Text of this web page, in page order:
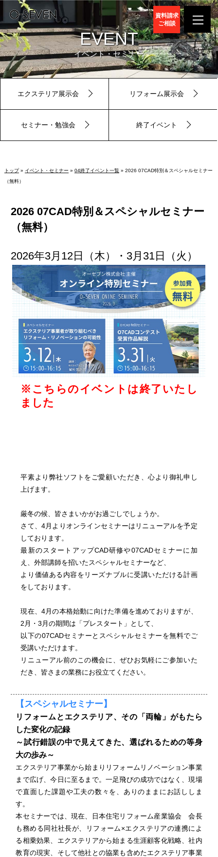
資料請求
ご相談
EVENT
イベント・セミナー
エクステリア展示会 リフォーム展示会
セミナー・勉強会 終了イベント
トップ» イベント・セミナー » 04終了イベント一覧» 2026 07CAD特別＆スペシャルセミナー
（無料）
2026 07CAD特別＆スペシャルセミナー
（無料）
2026年3月12日（木）・3月31日（火）
※こちらのイベントは終了いたし
ました
平素より弊社ソフトをご愛顧いただき、心より御礼申し
上げます。
厳冬の候、皆さまいかがお過ごしでしょうか。
さて、4月よりオンラインセミナーはリニューアルを予定
しております。
最新のスタートアップCAD研修や07CADセミナーに加
え、外部講師を招いたスペシャルセミナーなど、
より価値ある内容をリーズナブルに受講いただける計画
をしております。
現在、4月の本格始動に向けた準備を進めておりますが、
2月・3月の期間は「プレスタート」として、
以下の07CADセミナーとスペシャルセミナーを無料でご
受講いただけます。
リニューアル前のこの機会に、ぜひお気軽にご参加いた
だき、皆さまの業務にお役立てください。
【スペシャルセミナー】
リフォームとエクステリア、その「両輪」がもたら
した変化の記録
～試行錯誤の中で見えてきた、選ばれるための等身
大の歩み～
エクステリア事業から始まりリフォームリノベーション事業
まで広げ、今日に至るまで。一足飛びの成功ではなく、現場
で直面した課題や工夫の数々を、ありのままにお話ししま
す。
本セミナーでは、現在、日本住宅リフォーム産業協会 会長
も務める同社社長が、リフォーム×エクステリアの連携によ
る相乗効果、エクステリアから始まる生涯顧客化戦略、社内
教育の現実、そして他社との協業も含めたエクステリア事業